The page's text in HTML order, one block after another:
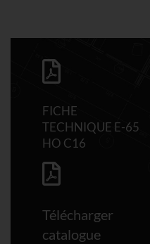
FICHE
TECHNIQUE E-65
HO C16
Télécharger
catalogue